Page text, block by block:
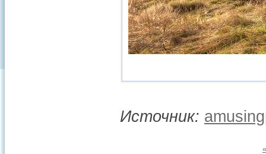
Источник: